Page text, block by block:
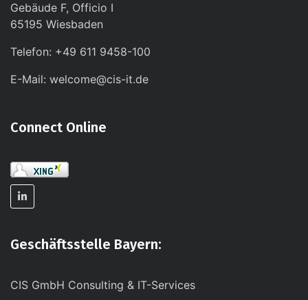
Gebäude F, Officio I
65195 Wiesbaden
Telefon: +49 611 9458-100
E-Mail: welcome@cis-it.de
Connect Online
Geschäftsstelle Bayern:
CIS GmbH Consulting & IT-Services